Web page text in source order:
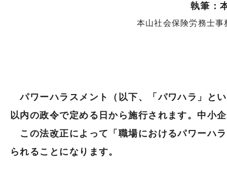
執筆：
本山社会保険労務士
パワーハラスメント（以下、「パワハラ」と
以内の政令で定める日から施行されます。中小
この法改正によって「職場におけるパワーハ
られることになります。